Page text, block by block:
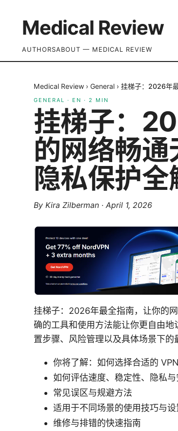
Medical Review
AUTHORSABOUT — MEDICAL REVIEW
Medical Review › General › 挂梯子：2026年
GENERAL · EN · 2 MIN
挂梯子：
的网络畅
隐私保护全
By Kira Zilberman · April 1, 2026
挂梯子：2026年最全指南，让你的
确的工具和使用方法能让你更自由
置步骤、风险管理以及具体场景下
你将了解：如何选择合适的
如何评估速度、稳定性、隐私与
常见误区与规避方法
适用于不同场景的使用技巧与设
维修与排错的快速指南